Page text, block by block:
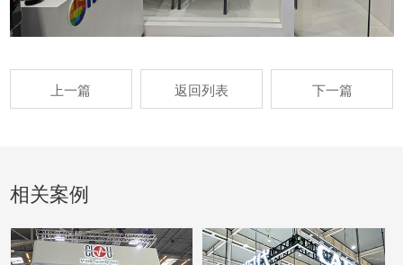
上一篇 返回列表 下一篇
相关案例